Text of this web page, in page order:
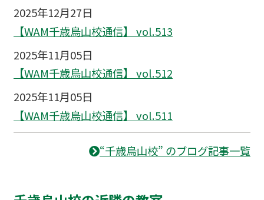
2025年12月27日
【WAM千歳烏山校通信】 vol.513
2025年11月05日
【WAM千歳烏山校通信】 vol.512
2025年11月05日
【WAM千歳烏山校通信】 vol.511
“千歳烏山校” のブログ記事一覧